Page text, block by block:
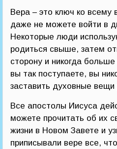
Вера – это ключ ко
даже не можете войти в
Некоторые люди
родиться свыше, затем
сторону и никогда
вы так поступаете, вы
заставить духовные
Все апостолы Иисуса
можете прочитать об их
жизни в Новом Завете и
приписывали вере все,